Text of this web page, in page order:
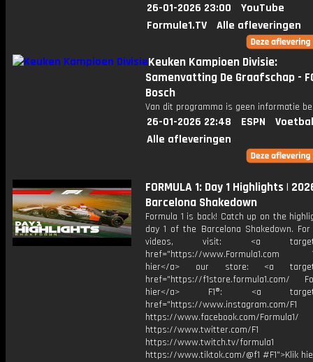
26-01-2026 23:00
YouTube
Formule1.TV
Alle afleveringen
Keuken Kampioen Divisie:
Samenvatting De Graafschap -
Bosch
Van dit programma is geen informatie
26-01-2026 22:48 ESPN
Alle afleveringen
FORMULA 1: Day 1 Highlights |
Barcelona Shakedown
Formula 1 is back! Catch up on the
day 1 of the Barcelona Shakedown. For
videos, visit: <a
href="https://www.Formula1.com
hier</a> our store: <a
href="https://f1store.formula1.com/
hier</a> F1®: <a
href="https://www.instagram.com/F1
https://www.facebook.com/Formula1/
https://www.twitter.com/F1
https://www.twitch.tv/formula1
https://www.tiktok.com/@f1 #F1">Klik